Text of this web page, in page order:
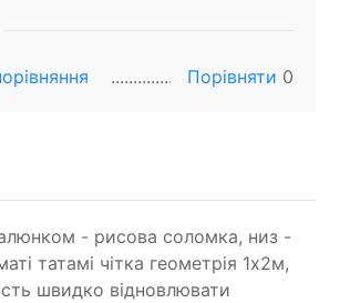
Порівняти 0
- рисова соломка, низ -
татамі чітка геометрія 1х2м,
швидко відновлювати